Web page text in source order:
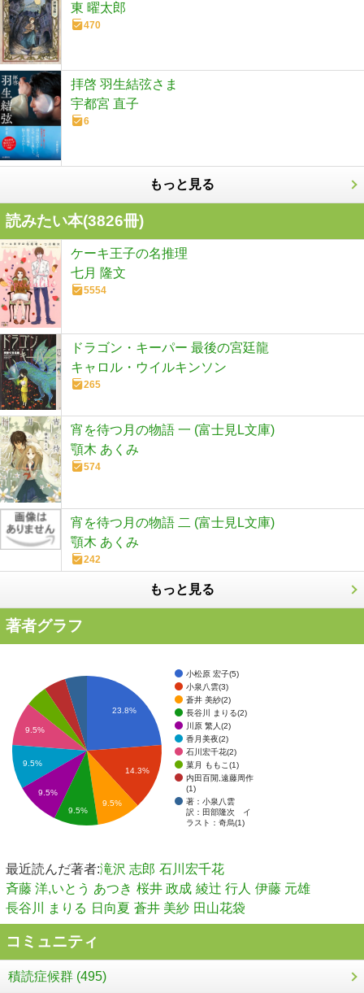
東 曜太郎
470
拝啓 羽生結弦さま
宇都宮 直子
6
もっと見る
読みたい本(3826冊)
ケーキ王子の名推理
七月 隆文
5554
ドラゴン・キーパー 最後の宮廷龍
キャロル・ウイルキンソン
265
宵を待つ月の物語 一 (富士見L文庫)
顎木 あくみ
574
宵を待つ月の物語 二 (富士見L文庫)
顎木 あくみ
242
もっと見る
著者グラフ
小松原 宏子(5)
小泉八雲(3)
蒼井 美紗(2)
長谷川 まりる(2)
川原 繁人(2)
香月美夜(2)
石川宏千花(2)
菓月 ももこ(1)
内田百閒,遠藤周作
(1)
著：小泉八雲
訳：田部隆次 イ
ラスト：奇烏(1)
23.8%
14.3%
9.5%
9.5%
9.5%
9.5%
9.5%
最近読んだ著者:滝沢 志郎 石川宏千花
斉藤 洋,いとう あつき 桜井 政成 綾辻 行人 伊藤 元雄
長谷川 まりる 日向夏 蒼井 美紗 田山花袋
コミュニティ
積読症候群 (495)